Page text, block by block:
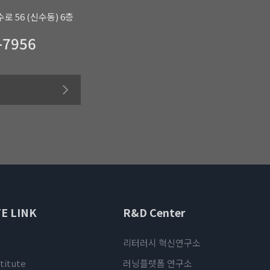
로 56 (신수동) 6층
LINK R&D Center
리터러시 혁신연구소
러닝플랫폼 연구소